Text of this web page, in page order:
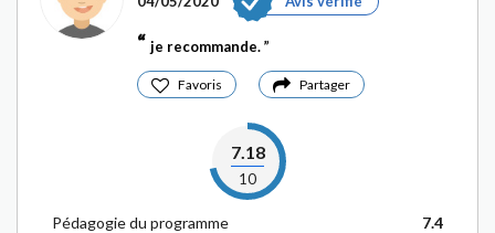
je recommande.
Favoris Partager
7.18
10
Pédagogie du programme
7.4